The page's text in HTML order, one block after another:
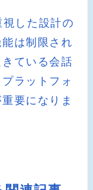
した設計の
は制限され
ている会話
ラットフォ
要になりま